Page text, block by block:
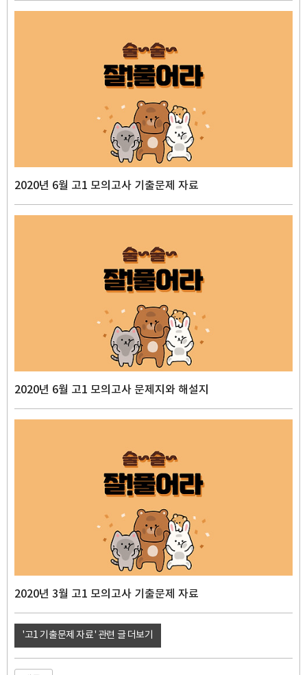
2020년 6월 고1 모의고사 기출문제 자료
2020년 6월 고1 모의고사 문제지와 해설지
2020년 3월 고1 모의고사 기출문제 자료
'고1 기출문제 자료' 관련 글 더보기